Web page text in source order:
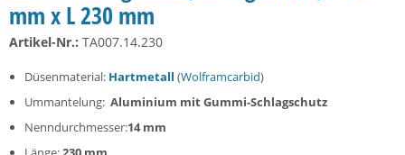
mm x L 230 mm
Artikel-Nr.: TA007.14.230
Düsenmaterial: Hartmetall (Wolframcarbid)
Ummantelung: Aluminium mit Gummi-Schlagschutz
Nenndurchmesser:14 mm